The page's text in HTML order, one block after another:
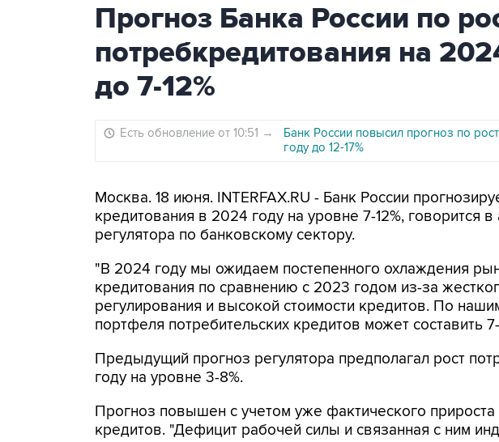
Прогноз Банка России по
потребкредитования на
до 7-12%
Есть обновление от 10:51 →
Банк России повысил прогноз по
году до 12-17%
Москва. 18 июня. INTERFAX.RU - Банк России
кредитования в 2024 году на уровне 7-12%, говорится
регулятора по банковскому сектору.
"В 2024 году мы ожидаем постепенного охлаждения
кредитования по сравнению с 2023 годом из-за
регулирования и высокой стоимости кредитов. По
портфеля потребительских кредитов может составить
Предыдущий прогноз регулятора предполагал рост
году на уровне 3-8%.
Прогноз повышен с учетом уже фактического
кредитов. "Дефицит рабочей силы и связанная с ним